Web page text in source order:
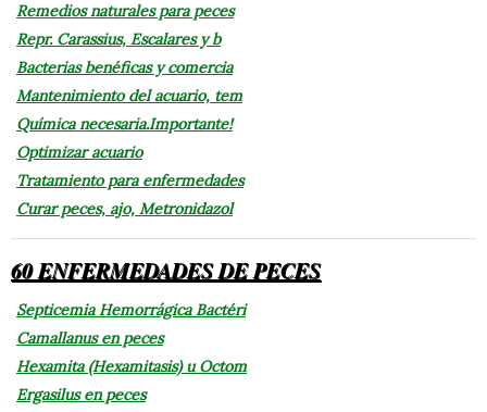
Remedios naturales para peces
Repr. Carassius, Escalares y b
Bacterias benéficas y comercia
Mantenimiento del acuario, tem
Química necesaria.Importante!
Optimizar acuario
Tratamiento para enfermedades
Curar peces, ajo, Metronidazol
60 ENFERMEDADES DE PECES
Septicemia Hemorrágica Bactéri
Camallanus en peces
Hexamita (Hexamitasis) u Octom
Ergasilus en peces